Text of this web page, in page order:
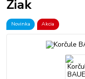
Žiak
Novinka Akcia